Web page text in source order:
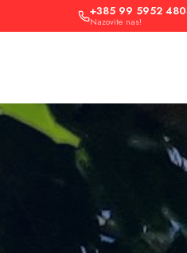
+385 99 5952 480
Nazovite nas!